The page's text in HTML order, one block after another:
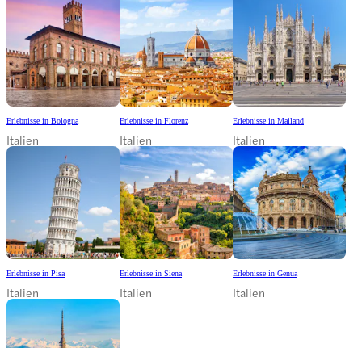
Erlebnisse in Bologna
Italien
Erlebnisse in Florenz
Italien
Erlebnisse in Mailand
Italien
Erlebnisse in Pisa
Italien
Erlebnisse in Siena
Italien
Erlebnisse in Genua
Italien